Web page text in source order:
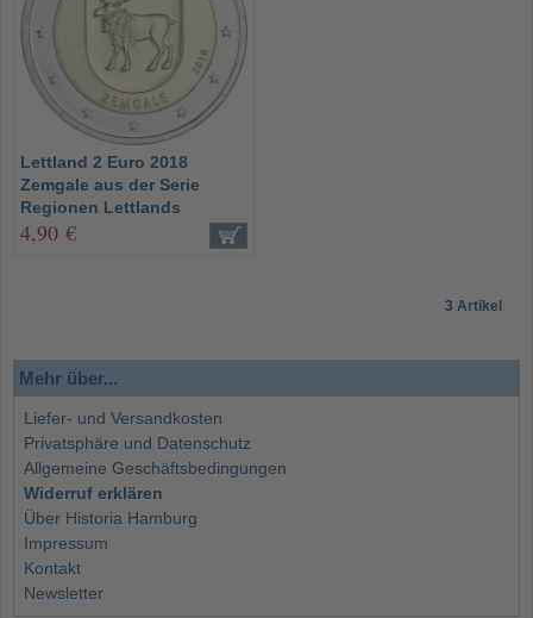
Lettland 2 Euro 2018
Zemgale aus der Serie
Regionen Lettlands
4,90 €
3 Artikel
Mehr über...
Liefer- und Versandkosten
Privatsphäre und Datenschutz
Allgemeine Geschäftsbedingungen
Widerruf erklären
Über Historia Hamburg
Impressum
Kontakt
Newsletter